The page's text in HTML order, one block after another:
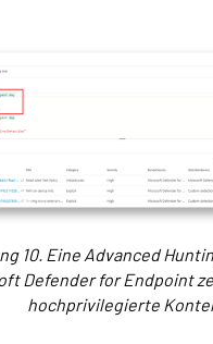
10. Eine Advanced
Defender for Endpoint
hochprivilegierte